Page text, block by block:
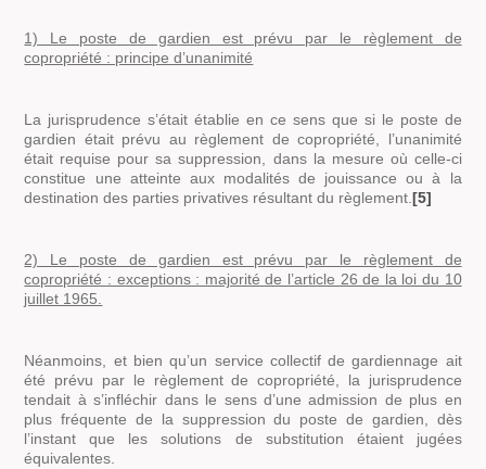
1) Le poste de gardien est prévu par le règlement de
copropriété : principe d’unanimité
La jurisprudence s’était établie en ce sens que si le poste de
gardien était prévu au règlement de copropriété, l’unanimité
était requise pour sa suppression, dans la mesure où celle-ci
constitue une atteinte aux modalités de jouissance ou à la
destination des parties privatives résultant du règlement.[5]
2) Le poste de gardien est prévu par le règlement de
copropriété : exceptions : majorité de l’article 26 de la loi du 10
juillet 1965.
Néanmoins, et bien qu’un service collectif de gardiennage ait
été prévu par le règlement de copropriété, la jurisprudence
tendait à s’infléchir dans le sens d’une admission de plus en
plus fréquente de la suppression du poste de gardien, dès
l’instant que les solutions de substitution étaient jugées
équivalentes.